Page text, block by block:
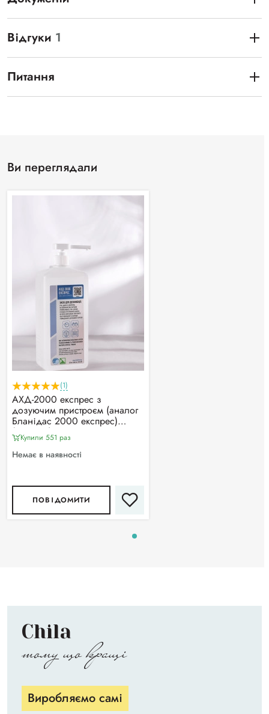
Відгуки 1
Питання
Ви переглядали
(1)
АХД-2000 експрес з
дозуючим пристроєм (аналог
Бланідас 2000 експрес)
(1000мл)
Купили 551 раз
Немає в наявності
ПОВІДОМИТИ
Chila
тому що кращі
Виробляємо самі